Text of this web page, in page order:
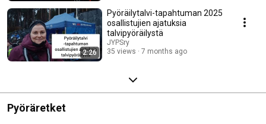
2:26
Pyöräilytalvi-tapahtuman 2025
osallistujien ajatuksia
talvipyöräilystä
JYPSry
35 views
7 months ago
Pyöräretket